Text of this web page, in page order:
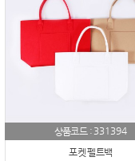
상품코드 : 331394
포켓 펠트백